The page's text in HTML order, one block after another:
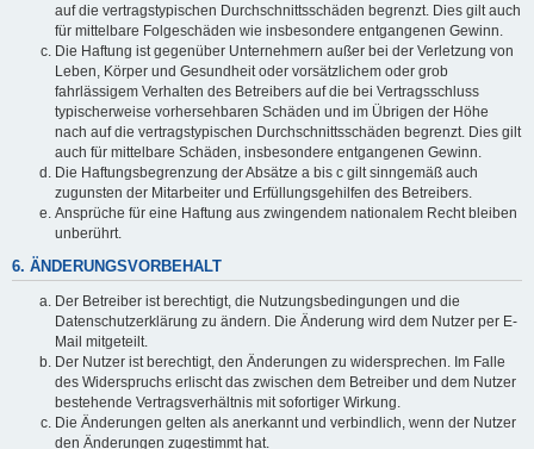
auf die vertragstypischen Durchschnittsschäden begrenzt. Dies gilt auch
für mittelbare Folgeschäden wie insbesondere entgangenen Gewinn.
Die Haftung ist gegenüber Unternehmern außer bei der Verletzung von
Leben, Körper und Gesundheit oder vorsätzlichem oder grob
fahrlässigem Verhalten des Betreibers auf die bei Vertragsschluss
typischerweise vorhersehbaren Schäden und im Übrigen der Höhe
nach auf die vertragstypischen Durchschnittsschäden begrenzt. Dies gilt
auch für mittelbare Schäden, insbesondere entgangenen Gewinn.
Die Haftungsbegrenzung der Absätze a bis c gilt sinngemäß auch
zugunsten der Mitarbeiter und Erfüllungsgehilfen des Betreibers.
Ansprüche für eine Haftung aus zwingendem nationalem Recht bleiben
unberührt.
6. ÄNDERUNGSVORBEHALT
Der Betreiber ist berechtigt, die Nutzungsbedingungen und die
Datenschutzerklärung zu ändern. Die Änderung wird dem Nutzer per E-
Mail mitgeteilt.
Der Nutzer ist berechtigt, den Änderungen zu widersprechen. Im Falle
des Widerspruchs erlischt das zwischen dem Betreiber und dem Nutzer
bestehende Vertragsverhältnis mit sofortiger Wirkung.
Die Änderungen gelten als anerkannt und verbindlich, wenn der Nutzer
den Änderungen zugestimmt hat.